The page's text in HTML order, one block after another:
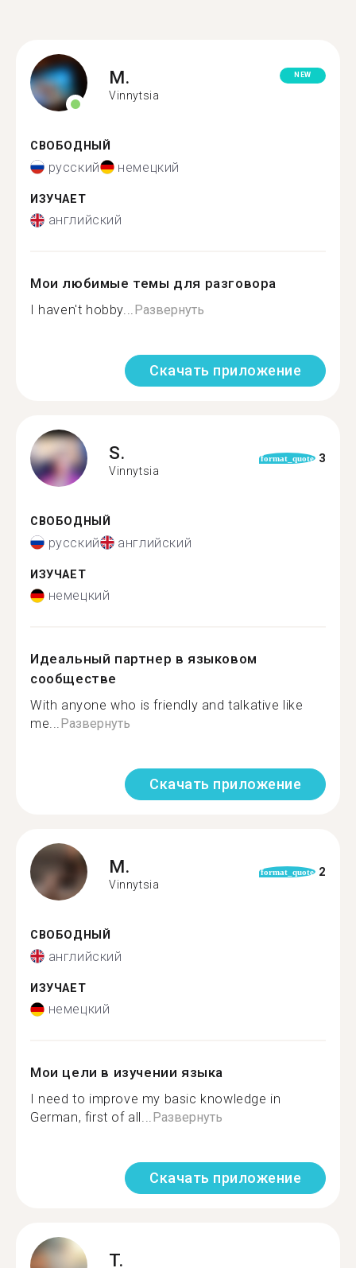
M.
Vinnytsia
NEW
СВОБОДНЫЙ
русский немецкий
ИЗУЧАЕТ
английский
Мои любимые темы для разговора
I haven't hobby...Развернуть
Скачать приложение
S.
Vinnytsia
format_quote 3
СВОБОДНЫЙ
русский английский
ИЗУЧАЕТ
немецкий
Идеальный партнер в языковом
сообществе
With anyone who is friendly and talkative like
me...Развернуть
Скачать приложение
M.
Vinnytsia
format_quote 2
СВОБОДНЫЙ
английский
ИЗУЧАЕТ
немецкий
Мои цели в изучении языка
I need to improve my basic knowledge in
German, first of all...Развернуть
Скачать приложение
T.